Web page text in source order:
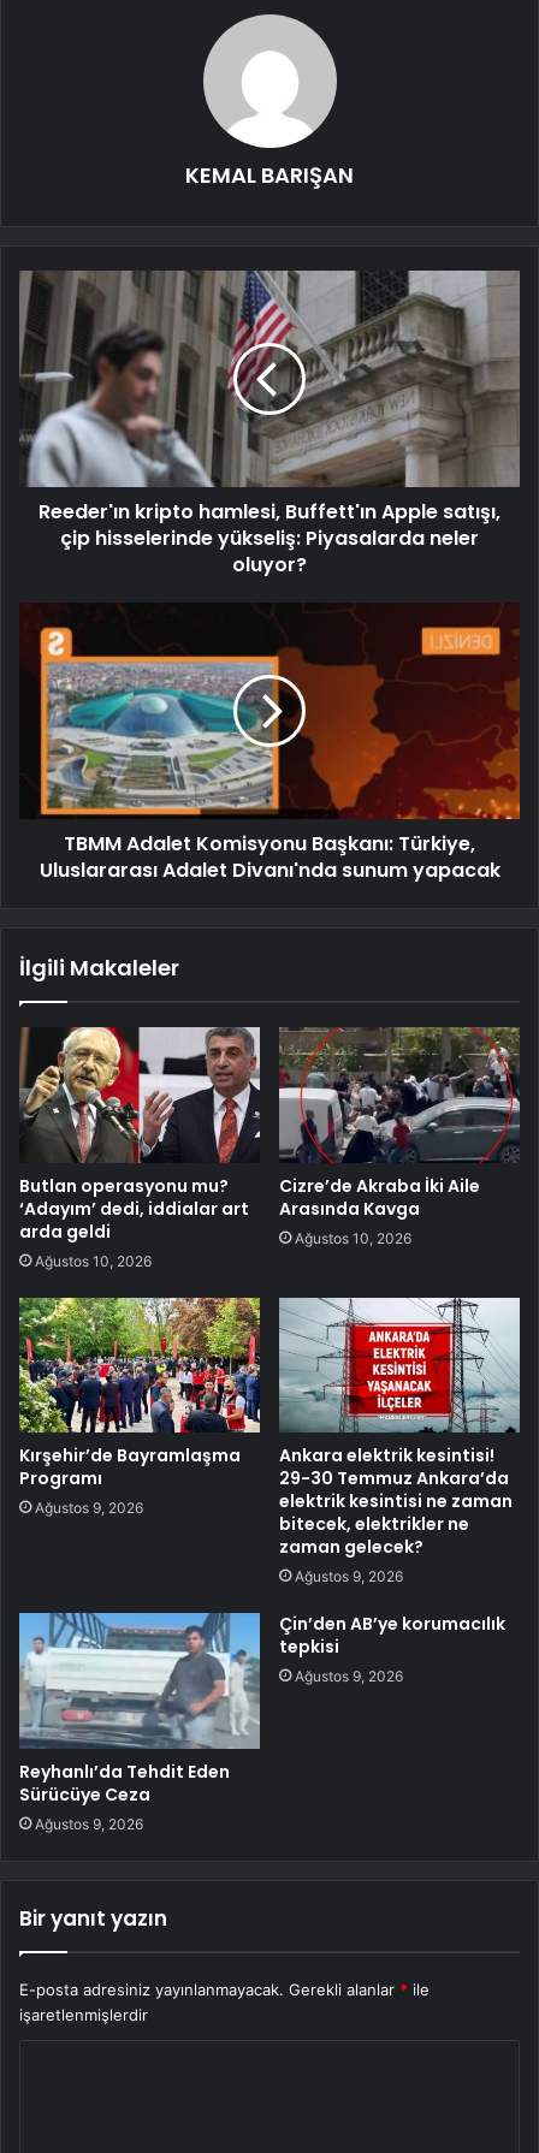
KEMAL BARIŞAN
Reeder'ın kripto hamlesi, Buffett'ın Apple satışı,
çip hisselerinde yükseliş: Piyasalarda neler
oluyor?
TBMM Adalet Komisyonu Başkanı: Türkiye,
Uluslararası Adalet Divanı'nda sunum yapacak
İlgili Makaleler
Butlan operasyonu mu?
‘Adayım’ dedi, iddialar art
arda geldi
Ağustos 10, 2026
Cizre’de Akraba İki Aile
Arasında Kavga
Ağustos 10, 2026
Kırşehir’de Bayramlaşma
Programı
Ağustos 9, 2026
Ankara elektrik kesintisi!
29-30 Temmuz Ankara’da
elektrik kesintisi ne zaman
bitecek, elektrikler ne
zaman gelecek?
Ağustos 9, 2026
Reyhanlı’da Tehdit Eden
Sürücüye Ceza
Ağustos 9, 2026
Çin’den AB’ye korumacılık
tepkisi
Ağustos 9, 2026
Bir yanıt yazın
E-posta adresiniz yayınlanmayacak. Gerekli alanlar * ile
işaretlenmişlerdir